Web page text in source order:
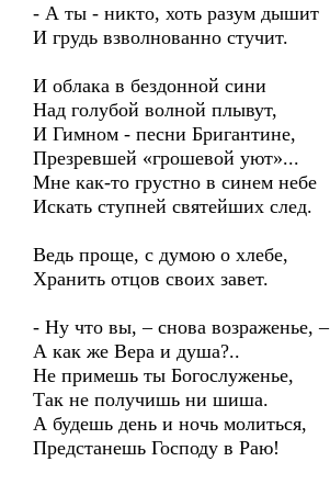
- А ты - никто, хоть разум дышит
И грудь взволнованно стучит.
И облака в бездонной сини
Над голубой волной плывут,
И Гимном - песни Бригантине,
Презревшей «грошевой уют»...
Мне как-то грустно в синем небе
Искать ступней святейших след.
Ведь проще, с думою о хлебе,
Хранить отцов своих завет.
- Ну что вы, – снова возраженье, –
А как же Вера и душа?..
Не примешь ты Богослуженье,
Так не получишь ни шиша.
А будешь день и ночь молиться,
Предстанешь Господу в Раю!